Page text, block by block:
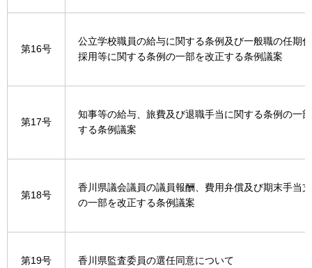
第16号
公立学校職員の給与に関する条例及び一般職の任期
採用等に関する条例の一部を改正する条例議案
第17号
知事等の給与、旅費及び退職手当に関する条例の一
する条例議案
第18号
香川県議会議員の議員報酬、費用弁償及び期末手当
の一部を改正する条例議案
第19号 香川県監査委員の選任同意について